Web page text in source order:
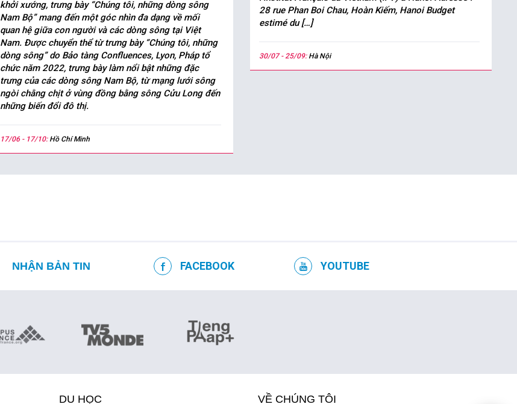
khởi xướng, trưng bày “Chúng tôi, những dòng sông
Nam Bộ” mang đến một góc nhìn đa dạng về mối
quan hệ giữa con người và các dòng sông tại Việt
Nam. Được chuyển thể từ trưng bày “Chúng tôi, những
dòng sông” do Bảo tàng Confluences, Lyon, Pháp tổ
chức năm 2022, trưng bày làm nổi bật những đặc
trưng của các dòng sông Nam Bộ, từ mạng lưới sông
ngòi chằng chịt ở vùng đồng bằng sông Cửu Long đến
những biến đổi đô thị.
17/06 - 17/10: Hồ Chí Minh
28 rue Phan Boi Chau, Hoàn Kiếm, Hanoi Budget
estimé du […]
30/07 - 25/09: Hà Nội
NHẬN BẢN TIN FACEBOOK YOUTUBE
DU HỌC VỀ CHÚNG TÔI